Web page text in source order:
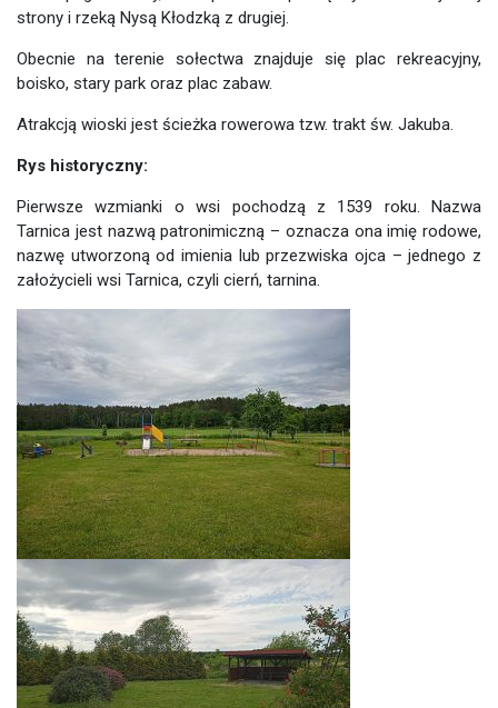
strony i rzeką Nysą Kłodzką z drugiej.
Obecnie na terenie sołectwa znajduje się plac rekreacyjny,
boisko, stary park oraz plac zabaw.
Atrakcją wioski jest ścieżka rowerowa tzw. trakt św. Jakuba.
Rys historyczny:
Pierwsze wzmianki o wsi pochodzą z 1539 roku. Nazwa
Tarnica jest nazwą patronimiczną – oznacza ona imię rodowe,
nazwę utworzoną od imienia lub przezwiska ojca – jednego z
założycieli wsi Tarnica, czyli cierń, tarnina.